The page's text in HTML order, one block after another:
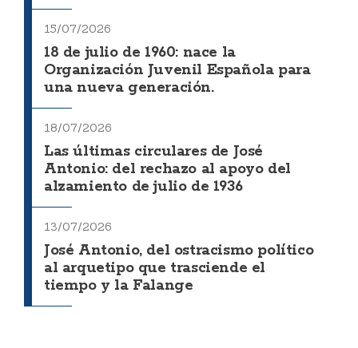
15/07/2026
18 de julio de 1960: nace la
Organización Juvenil Española para
una nueva generación.
18/07/2026
Las últimas circulares de José
Antonio: del rechazo al apoyo del
alzamiento de julio de 1936
13/07/2026
José Antonio, del ostracismo político
al arquetipo que trasciende el
tiempo y la Falange